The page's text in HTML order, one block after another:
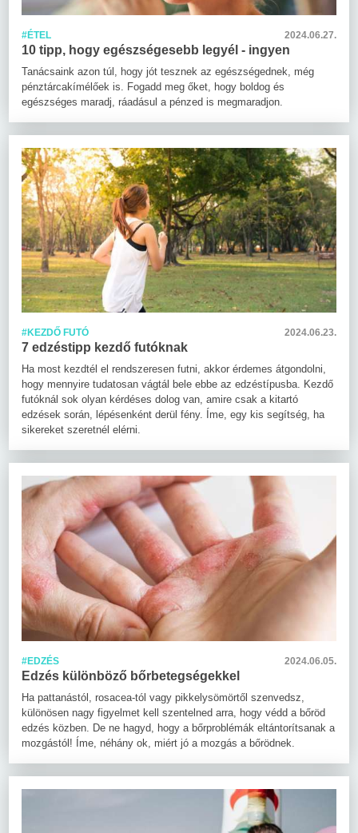
#ÉTEL 2024.06.27.
10 tipp, hogy egészségesebb legyél - ingyen
Tanácsaink azon túl, hogy jót tesznek az egészségednek, még
pénztárcakímélőek is. Fogadd meg őket, hogy boldog és
egészséges maradj, ráadásul a pénzed is megmaradjon.
#KEZDŐ FUTÓ 2024.06.23.
7 edzéstipp kezdő futóknak
Ha most kezdtél el rendszeresen futni, akkor érdemes átgondolni,
hogy mennyire tudatosan vágtál bele ebbe az edzéstípusba. Kezdő
futóknál sok olyan kérdéses dolog van, amire csak a kitartó
edzések során, lépésenként derül fény. Íme, egy kis segítség, ha
sikereket szeretnél elérni.
#EDZÉS 2024.06.05.
Edzés különböző bőrbetegségekkel
Ha pattanástól, rosacea-tól vagy pikkelysömörtől szenvedsz,
különösen nagy figyelmet kell szentelned arra, hogy védd a bőröd
edzés közben. De ne hagyd, hogy a bőrproblémák eltántorítsanak a
mozgástól! Íme, néhány ok, miért jó a mozgás a bőrödnek.